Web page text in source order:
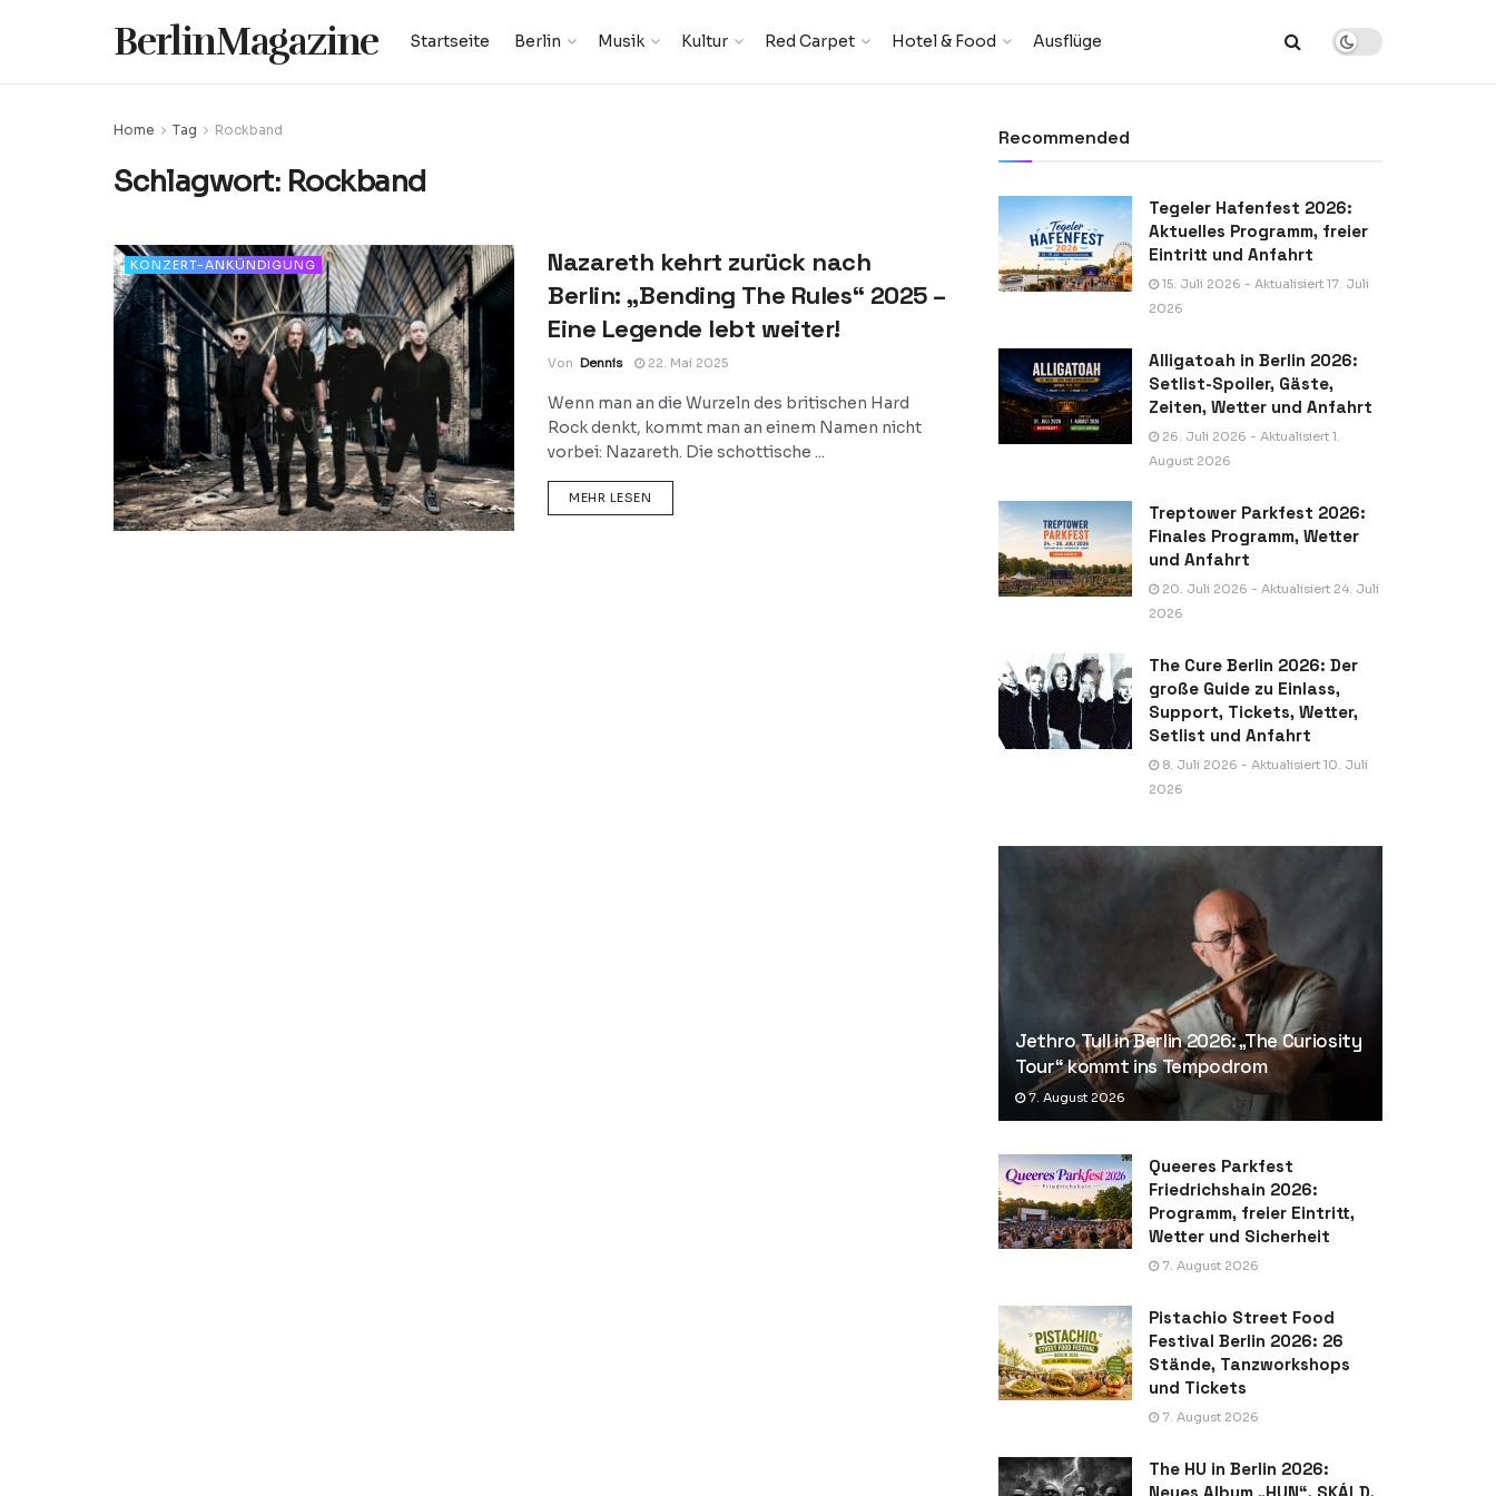
BerlinMagazine Startseite Berlin Musik Kultur Red Carpet Hotel & Food Ausflüge
Home Tag Rockband
Schlagwort: Rockband
KONZERT-ANKÜNDIGUNG
Nazareth kehrt zurück nach
Berlin: „Bending The Rules“ 2025 –
Eine Legende lebt weiter!
Von Dennis 22. Mai 2025
Wenn man an die Wurzeln des britischen Hard
Rock denkt, kommt man an einem Namen nicht
vorbei: Nazareth. Die schottische ...
MEHR LESEN
Recommended
Tegeler Hafenfest 2026:
Aktuelles Programm, freier
Eintritt und Anfahrt
15. Juli 2026 - Aktualisiert 17. Juli
2026
Alligatoah in Berlin 2026:
Setlist-Spoiler, Gäste,
Zeiten, Wetter und Anfahrt
26. Juli 2026 - Aktualisiert 1.
August 2026
Treptower Parkfest 2026:
Finales Programm, Wetter
und Anfahrt
20. Juli 2026 - Aktualisiert 24. Juli
2026
The Cure Berlin 2026: Der
große Guide zu Einlass,
Support, Tickets, Wetter,
Setlist und Anfahrt
8. Juli 2026 - Aktualisiert 10. Juli
2026
Jethro Tull in Berlin 2026: „The Curiosity
Tour“ kommt ins Tempodrom
7. August 2026
Queeres Parkfest
Friedrichshain 2026:
Programm, freier Eintritt,
Wetter und Sicherheit
7. August 2026
Pistachio Street Food
Festival Berlin 2026: 26
Stände, Tanzworkshops
und Tickets
7. August 2026
The HU in Berlin 2026:
Neues Album „HUN“, SKÁLD,